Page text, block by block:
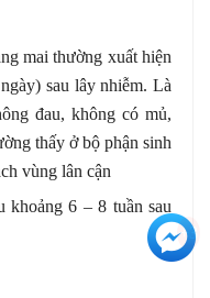
mai thường xuất hiện
sau lây nhiễm. Là
đau, không có mủ,
thấy ở bộ phận sinh
vùng lân cận
khoảng 6 – 8 tuần sau
+3